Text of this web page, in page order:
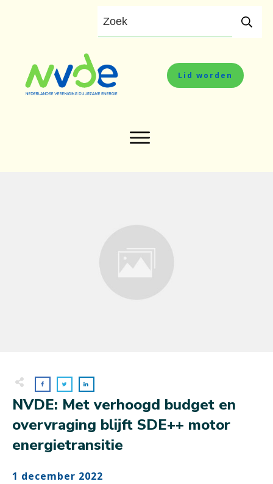
Lid worden
NVDE: Met verhoogd budget en
overvraging blijft SDE++ motor
energietransitie
1 december 2022